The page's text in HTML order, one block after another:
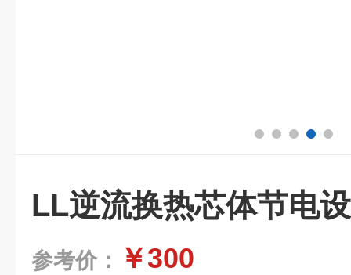
LL逆流换热芯体节电
参考价： ￥300